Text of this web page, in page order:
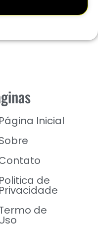
Página Inicial
Politica de
Privacidade
de